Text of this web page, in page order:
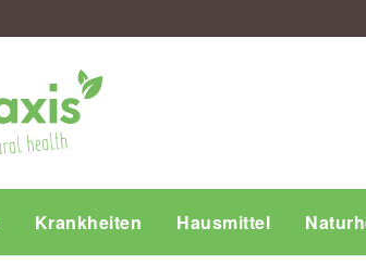
Krankheiten Hausmittel